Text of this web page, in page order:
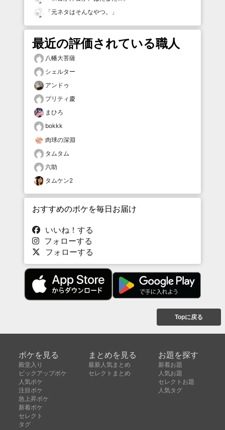
「元ネタはそんなやつ。 」
最近の評価されている職人
八幡大菩薩
シェルター
アンドゥ
プリティ慶
まひろ
bokkk
肉球の深淵
タムタム
六助
タムケン2
おすすめのボケを毎日お届け
いいね！する
フォローする
フォローする
Topに戻る
ボケを見る
殿堂入り
ピックアップボケ
人気ボケ
注目ボケ
急上昇ボケ
新着ボケ
セレクト
タグ
まとめを見る
最新人気まとめ
セレクトまとめ
お題を探す
新着お題
人気お題
セレクトお題
人気タグ